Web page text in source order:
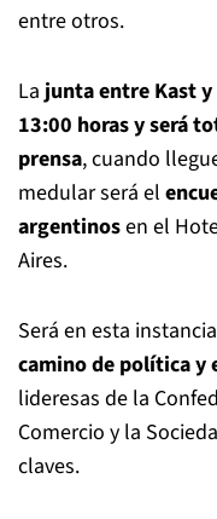
entre otros.
Lajunta entre Kast y
13:00 horas y será
prensa, cuando
medular será el
argentinosen el
Aires.
Será en esta
camino de política y
lideresas de la
Comercio y la
claves.